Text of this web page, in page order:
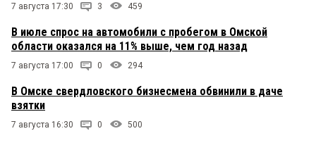
7 августа 17:30 3 459
В июле спрос на автомобили с пробегом в Омской
области оказался на 11% выше, чем год назад
7 августа 17:00 0 294
В Омске свердловского бизнесмена обвинили в даче
взятки
7 августа 16:30 0 500